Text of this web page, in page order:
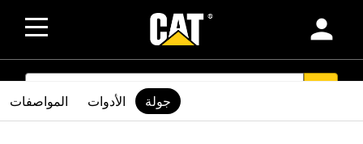
person
SEARCH
المواصفات الأدوات جولة